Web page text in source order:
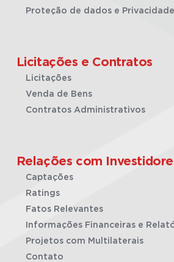
Proteção de dados e Privacidade
Licitações e Contratos
Licitações
Venda de Bens
Contratos Administrativos
Relações com
Captações
Ratings
Fatos Relevantes
Informações Financeiras e
Projetos com Multilaterais
Contato